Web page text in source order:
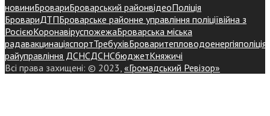
новиниБровариБроварський районвідеоПоліція
БровариДТПБроварське районне управління поліціївійна з
РосієюКоронавіруспожежаБроварська міська
радавакцинаціяспортТребухівБроваритепловодоенергіяполіція
райуправління ДСНСДСНСбюджетКняжичі
Всі права захищені: © 2023, «Громадський Ревізор»